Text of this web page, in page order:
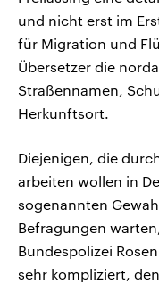
und nicht erst im
für Migration und
Übersetzer die
Straßennamen,
Herkunftsort.
Diejenigen, die
arbeiten wollen in
sogenannten
Befragungen
Bundespolizei
sehr kompliziert,